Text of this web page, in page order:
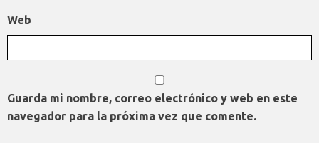
Web
Guarda mi nombre, correo electrónico y web en este
navegador para la próxima vez que comente.